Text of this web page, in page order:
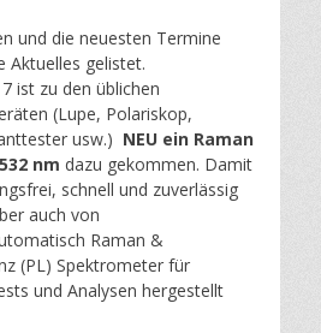
und die neuesten Termine
Aktuelles gelistet.
ist zu den üblichen
(Lupe, Polariskop,
usw.) NEU ein Raman
nm dazu gekommen. Damit
schnell und zuverlässig
auch von
Raman &
(PL) Spektrometer für
und Analysen hergestellt